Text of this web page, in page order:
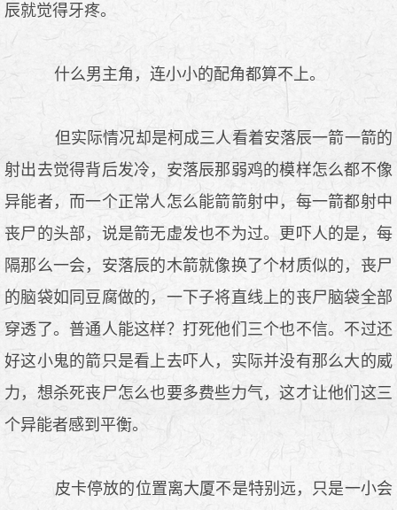
辰就觉得牙疼。
什么男主角，连小小的配角都算不上。
但实际情况却是柯成三人看着安落辰一箭一箭的
射出去觉得背后发冷，安落辰那弱鸡的模样怎么都不像
异能者，而一个正常人怎么能箭箭射中，每一箭都射中
丧尸的头部，说是箭无虚发也不为过。更吓人的是，每
隔那么一会，安落辰的木箭就像换了个材质似的，丧尸
的脑袋如同豆腐做的，一下子将直线上的丧尸脑袋全部
穿透了。普通人能这样？打死他们三个也不信。不过还
好这小鬼的箭只是看上去吓人，实际并没有那么大的威
力，想杀死丧尸怎么也要多费些力气，这才让他们这三
个异能者感到平衡。
皮卡停放的位置离大厦不是特别远，只是一小会